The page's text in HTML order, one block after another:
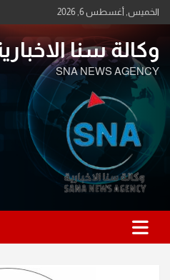
Skip
to
الخميس, أغسطس 6, 2026
وكالة سنا
SNA NEWS AGENCY